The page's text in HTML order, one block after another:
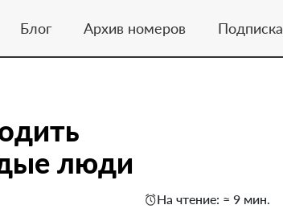
Блог Архив номеров Подписка
люди
На чтение: ≈ 9 мин.